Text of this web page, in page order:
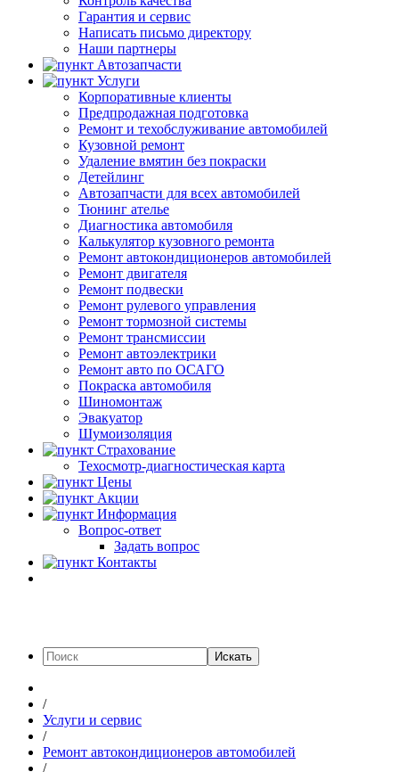
Гарантия и сервис
Написать письмо директору
Наши партнеры
Автозапчасти
Услуги
Корпоративные клиенты
Предпродажная подготовка
Ремонт и техобслуживание автомобилей
Кузовной ремонт
Удаление вмятин без покраски
Детейлинг
Автозапчасти для всех автомобилей
Тюнинг ателье
Диагностика автомобиля
Калькулятор кузовного ремонта
Ремонт автокондиционеров автомобилей
Ремонт двигателя
Ремонт подвески
Ремонт рулевого управления
Ремонт тормозной системы
Ремонт трансмиссии
Ремонт автоэлектрики
Ремонт авто по ОСАГО
Покраска автомобиля
Шиномонтаж
Эвакуатор
Шумоизоляция
Страхование
Техосмотр-диагностическая карта
Цены
Акции
Информация
Вопрос-ответ
Задать вопрос
Контакты
Искать
/
Услуги и сервис
/
Ремонт автокондиционеров автомобилей
/